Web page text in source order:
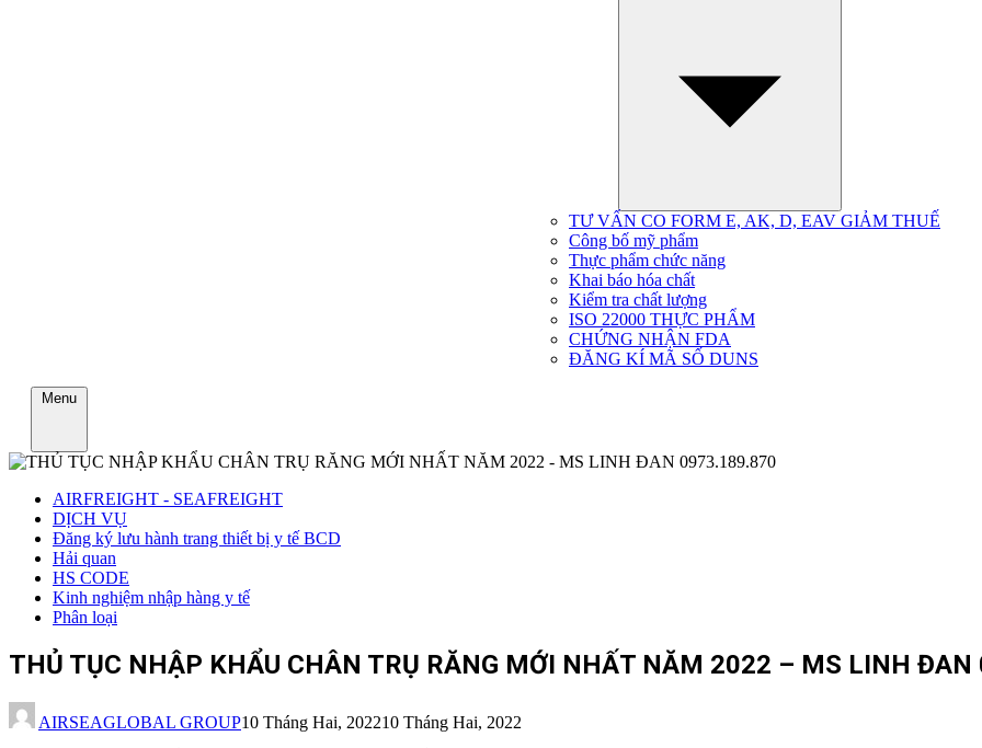
TƯ VẤN CO FORM E, AK, D, EAV GIẢM THUẾ
Công bố mỹ phẩm
Thực phẩm chức năng
Khai báo hóa chất
Kiểm tra chất lượng
ISO 22000 THỰC PHẨM
CHỨNG NHẬN FDA
ĐĂNG KÍ MÃ SỐ DUNS
Menu
AIRFREIGHT - SEAFREIGHT
DỊCH VỤ
Đăng ký lưu hành trang thiết bị y tế BCD
Hải quan
HS CODE
Kinh nghiệm nhập hàng y tế
Phân loại
THỦ TỤC NHẬP KHẨU CHÂN TRỤ RĂNG MỚI NHẤT NĂM 2022 – MS LINH
AIRSEAGLOBAL GROUP10 Tháng Hai, 202210 Tháng Hai, 2022